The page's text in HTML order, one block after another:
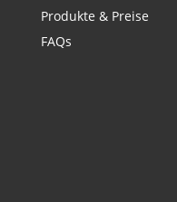
Produkte & Preise
FAQs